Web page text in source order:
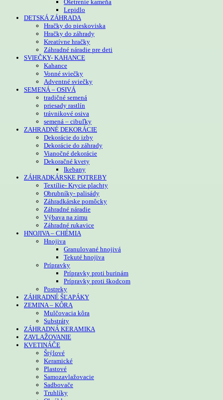
Ošetrenie kameňa
Lepidlo
DETSKÁ ZÁHRADA
Hračky do pieskoviska
Hračky do záhrady
Kreatívne hračky
Záhradné náradie pre deti
SVIEČKY- KAHANCE
Kahance
Vonné sviečky
Adventné sviečky
SEMENÁ – OSIVÁ
tradičné semená
priesady rastlín
trávnikové osiva
semená – cibuľky
ZAHRADNÉ DEKORÁCIE
Dekorácie do izby
Dekorácie do záhrady
Vianočné dekorácie
Dekoračné kvety
Ikebany
ZÁHRADKÁRSKE POTREBY
Textílie- Krycie plachty
Obrubníky- palisády
Záhradkárske pomôcky
Záhradné náradie
Výbava na zimu
Záhradné rukavice
HNOJIVA – CHÉMIA
Hnojiva
Granulované hnojivá
Tekuté hnojiva
Prípravky
Prípravky proti burinám
Prípravky proti škodcom
Postreky
ZÁHRADNÉ ŠĽAPÁKY
ZEMINA – KÔRA
Mulčovacia kôra
Substráty
ZÁHRADNÁ KERAMIKA
ZAVLAŽOVANIE
KVETINÁČE
Štýlové
Keramické
Plastové
Samozavlažovacie
Sadbovače
Truhlíky